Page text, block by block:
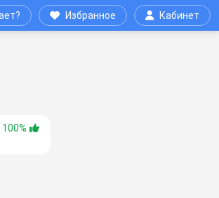
Избранное Кабинет
100%